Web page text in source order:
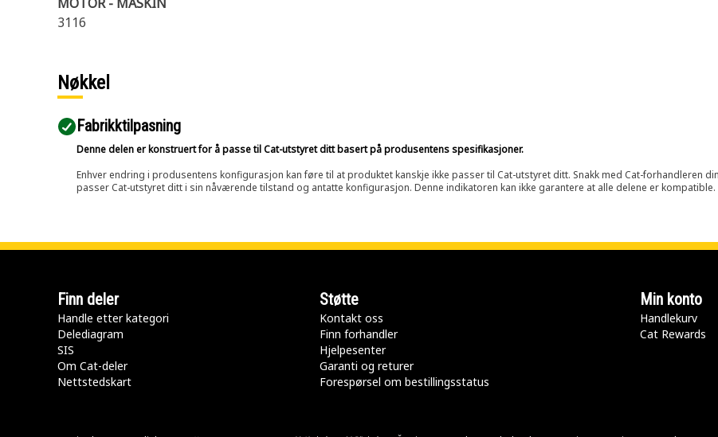
3116
Nøkkel
Fabrikktilpasning
Denne delen er konstruert for å passe til Cat-utstyret ditt basert på produsentens spesifikasjoner.
Enhver endring i produsentens konfigurasjon kan føre til at produktet kanskje ikke passer til Cat-utstyret ditt. Snakk med Cat-forhandleren
passer Cat-utstyret ditt i sin nåværende tilstand og antatte konfigurasjon. Denne indikatoren kan ikke garantere at alle delene er kompatible.
Finn deler
Handle etter kategori
Delediagram
SIS
Om Cat-deler
Nettstedskart
Støtte
Kontakt oss
Finn forhandler
Hjelpesenter
Garanti og returer
Forespørsel om bestillingsstatus
Min konto
Handlekurv
Cat Rewards